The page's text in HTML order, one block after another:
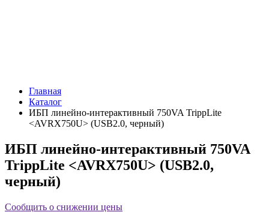
Главная
Каталог
ИБП линейно-интерактивный 750VA TrippLite
<AVRX750U> (USB2.0, черный)
ИБП линейно-интерактивный 750VA
TrippLite <AVRX750U> (USB2.0,
черный)
Сообщить о снижении цены